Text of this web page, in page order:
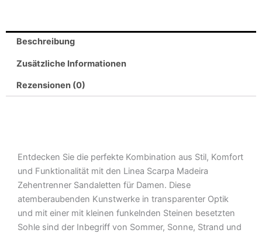
Beschreibung
Zusätzliche Informationen
Rezensionen (0)
Entdecken Sie die perfekte Kombination aus Stil, Komfort
und Funktionalität mit den Linea Scarpa Madeira
Zehentrenner Sandaletten für Damen. Diese
atemberaubenden Kunstwerke in transparenter Optik
und mit einer mit kleinen funkelnden Steinen besetzten
Sohle sind der Inbegriff von Sommer, Sonne, Strand und